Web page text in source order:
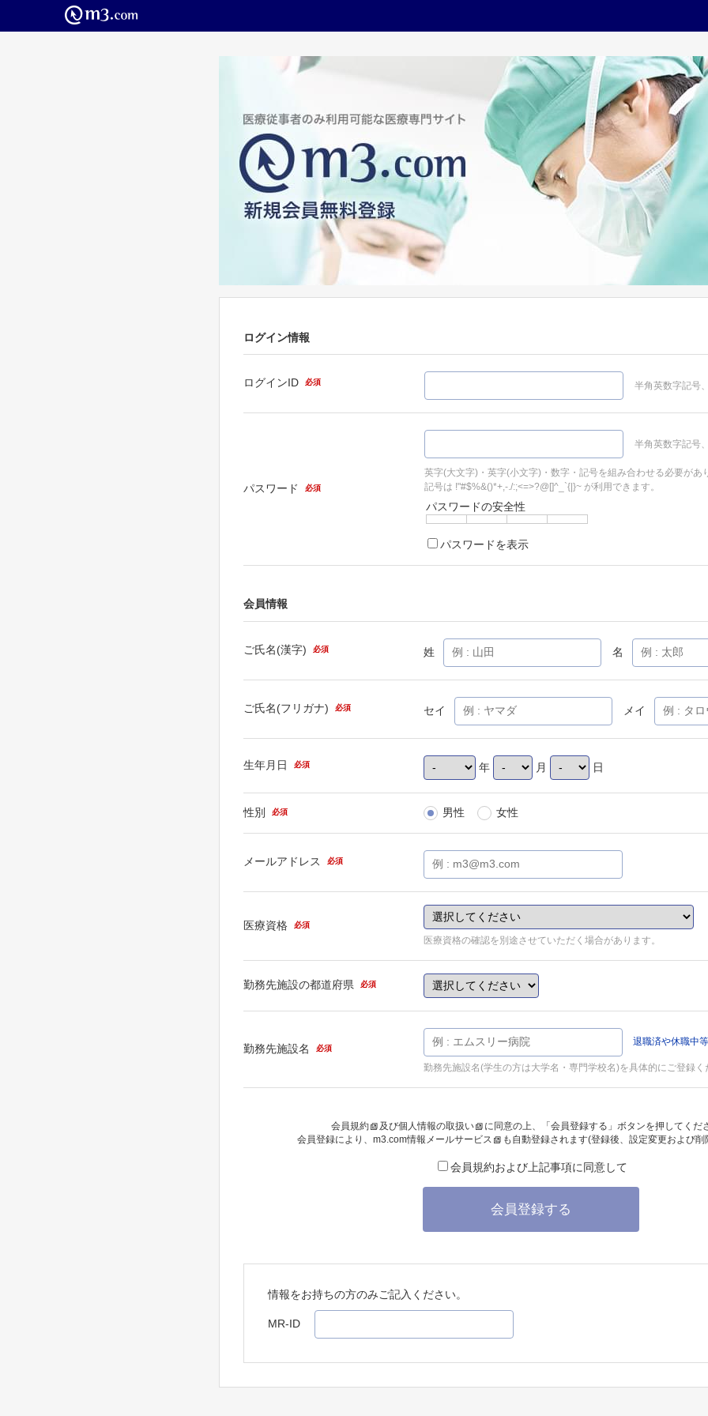
ログイン情報
ログインID 必須 半角英数字記号
パスワード 必須
半角英数字記号
英字(大文字)・英字(小文字)・数字・記号を組み合わせる必要があ
記号は !"#$%&()*+,-./:;<=>?@[]^_`{|}~ が利用できます。
パスワードの安全性
パスワードを表示
会員情報
ご氏名(漢字) 必須 姓 名
ご氏名(フリガナ) 必須 セイ メイ
生年月日 必須 年 月 日
性別 必須 男性 女性
メールアドレス 必須
医療資格 必須
医療資格の確認を別途させていただく場合があります。
勤務先施設の都道府県 必須
勤務先施設名 必須
退職済や休職中
勤務先施設名(学生の方は大学名・専門学校名)を具体的にご登録く
会員規約 及び個人情報の取扱い
に同意の上、「会員登録する」ボタンを押してくだ
会員登録により、 m3.com情報メールサービス も自動登録されます(登録後、設定変更および
会員規約および上記事項に同意して
会員登録する
情報をお持ちの方のみご記入ください。
MR-ID